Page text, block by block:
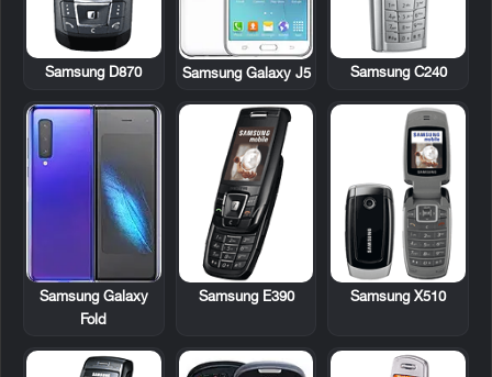
Samsung C240
Samsung Galaxy J5
Samsung D870
Samsung X510
Samsung E390
Samsung Galaxy
Fold